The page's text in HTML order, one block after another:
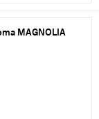
MAGNOLIA